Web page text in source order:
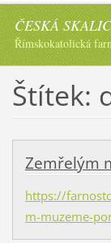
ČESKÁ
Římskokatolická
Štítek:
Zemřelým
https://
m-muzeme-